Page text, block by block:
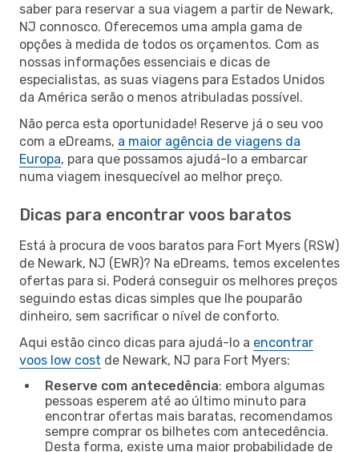
saber para reservar a sua viagem a partir de Newark,
NJ connosco. Oferecemos uma ampla gama de
opções à medida de todos os orçamentos. Com as
nossas informações essenciais e dicas de
especialistas, as suas viagens para Estados Unidos
da América serão o menos atribuladas possível.
Não perca esta oportunidade! Reserve já o seu voo
com a eDreams, a maior agência de viagens da
Europa, para que possamos ajudá-lo a embarcar
numa viagem inesquecível ao melhor preço.
Dicas para encontrar voos baratos
Está à procura de voos baratos para Fort Myers (RSW)
de Newark, NJ (EWR)? Na eDreams, temos excelentes
ofertas para si. Poderá conseguir os melhores preços
seguindo estas dicas simples que lhe pouparão
dinheiro, sem sacrificar o nível de conforto.
Aqui estão cinco dicas para ajudá-lo a encontrar
voos low cost de Newark, NJ para Fort Myers:
Reserve com antecedência: embora algumas
pessoas esperem até ao último minuto para
encontrar ofertas mais baratas, recomendamos
sempre comprar os bilhetes com antecedência.
Desta forma, existe uma maior probabilidade de